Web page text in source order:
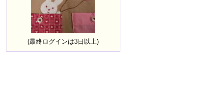
(最終ログインは3日以上)